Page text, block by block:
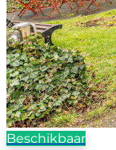
Beschikbaar